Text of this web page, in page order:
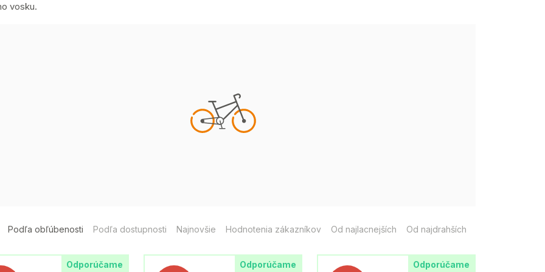
vosku.
Podľa obľúbenosti Podľa dostupnosti Najnovšie Hodnotenia zákazníkov Od najlacnejších Od najdrahších
Odporúčame Odporúčame Odporúčame